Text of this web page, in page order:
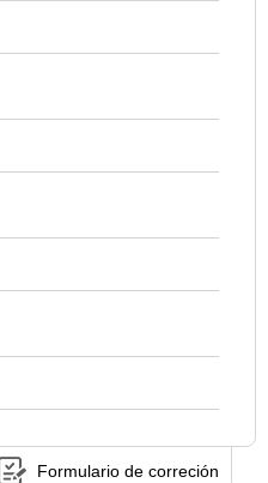
Formulario de correción